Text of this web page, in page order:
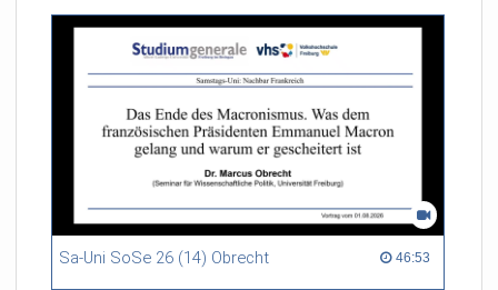
Sa-Uni SoSe 26 (14) Obrecht 46:53
46:53 duration